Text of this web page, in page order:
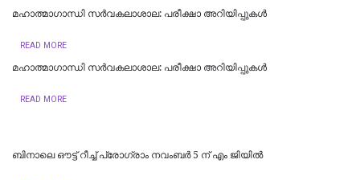
മഹാത്മാഗാന്ധി സർവകലാശാല: പരീക്ഷാ അറിയിപ്പുകൾ
READ MORE
മഹാത്മാഗാന്ധി സർവകലാശാല: പരീക്ഷാ അറിയിപ്പുകൾ
READ MORE
ബിനാലെ ഔട്ട് റീച്ച് പ്രോഗ്രാം നവംബര്‍ 5 ന് എം ജിയില്‍